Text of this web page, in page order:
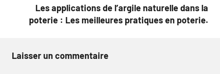
Les applications de l’argile naturelle dans la
poterie : Les meilleures pratiques en poterie.
Laisser un commentaire